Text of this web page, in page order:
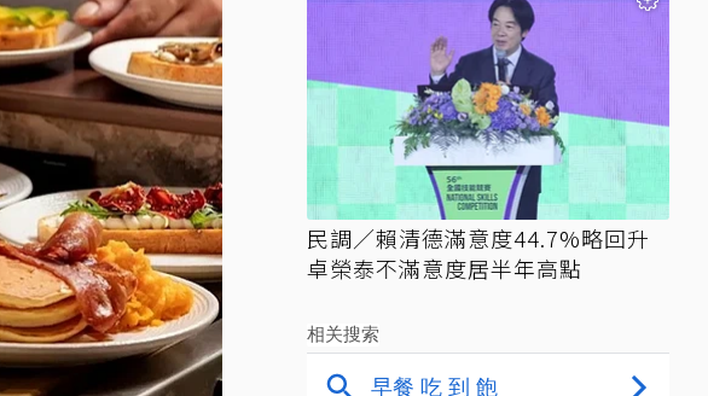
民調／賴清德滿意度44.7%略回升
卓榮泰不滿意度居半年高點